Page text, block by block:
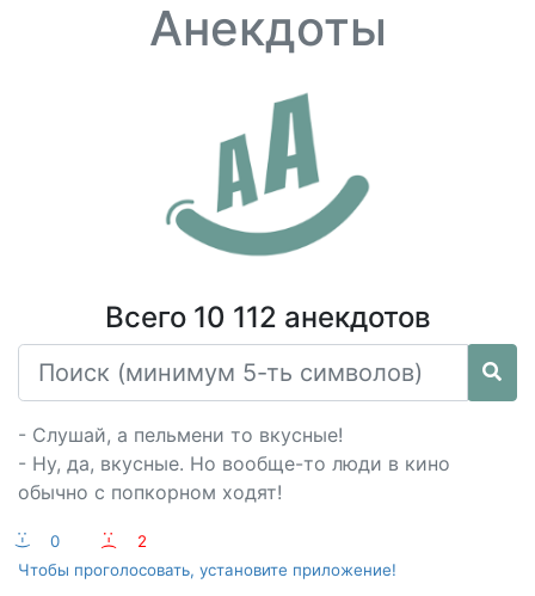
Анекдоты
Всего 10 112 анекдотов
- Слушай, а пельмени то вкусные!
- Ну, да, вкусные. Но вообще-то люди в кино
обычно с попкорном ходят!
:-) 0 :-(
2
Чтобы проголосовать, установите приложение!